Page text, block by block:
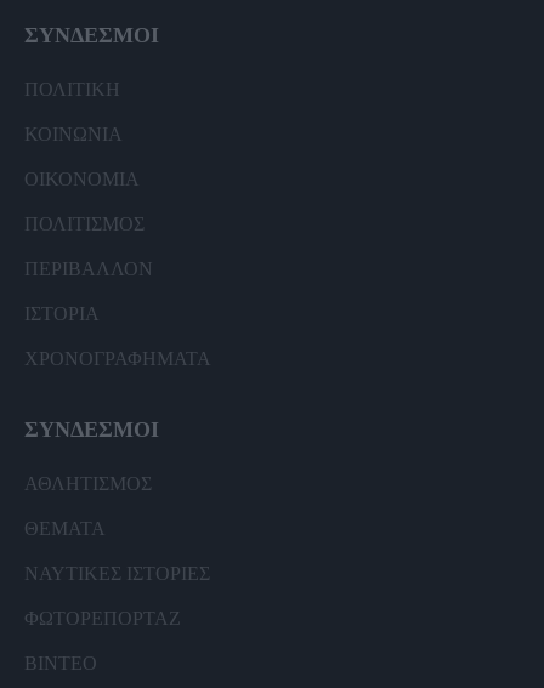
ΣΥΝΔΕΣΜΟΙ
ΠΟΛΙΤΙΚΗ
ΚΟΙΝΩΝΙΑ
ΟΙΚΟΝΟΜΙΑ
ΠΟΛΙΤΙΣΜΟΣ
ΠΕΡΙΒΑΛΛΟΝ
ΙΣΤΟΡΙΑ
ΧΡΟΝΟΓΡΑΦΗΜΑΤΑ
ΣΥΝΔΕΣΜΟΙ
ΑΘΛΗΤΙΣΜΟΣ
ΘΕΜΑΤΑ
ΝΑΥΤΙΚΕΣ ΙΣΤΟΡΙΕΣ
ΦΩΤΟΡΕΠΟΡΤΑΖ
ΒΙΝΤΕΟ